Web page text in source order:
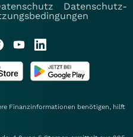
Datenschutz-
Finanzinformationen benötigen, hilft